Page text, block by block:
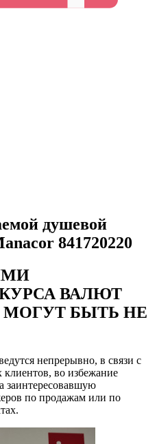
душевой
841720220
ВАЛЮТ
БЫТЬ НЕ
непрерывно, в связи с
клиентов, во избежание
заинтересовавшую
по продажам или по